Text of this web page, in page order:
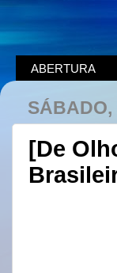
ABERTURA
SÁBADO,
[De